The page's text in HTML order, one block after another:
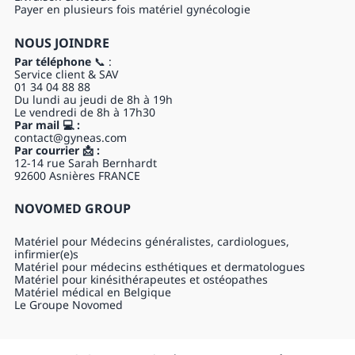
Payer en plusieurs fois matériel gynécologie
NOUS JOINDRE
Par téléphone📞 :
Service client & SAV
01 34 04 88 88
Du lundi au jeudi de 8h à 19h
Le vendredi de 8h à 17h30
Par mail 💻 :
contact@gyneas.com
Par courrier 📩 :
12-14 rue Sarah Bernhardt
92600 Asnières FRANCE
NOVOMED GROUP
Matériel pour Médecins généralistes, cardiologues,
infirmier(e)s
Matériel pour médecins esthétiques et dermatologues
Matériel pour kinésithérapeutes et ostéopathes
Matériel médical en Belgique
Le Groupe Novomed